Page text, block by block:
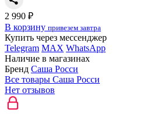
2 990 ₽
В корзину привезем завтра
Купить через мессенджер
Telegram MAX WhatsApp
Наличие в магазинах
Бренд Саша Росси
Все товары Саша Росси
Нет отзывов